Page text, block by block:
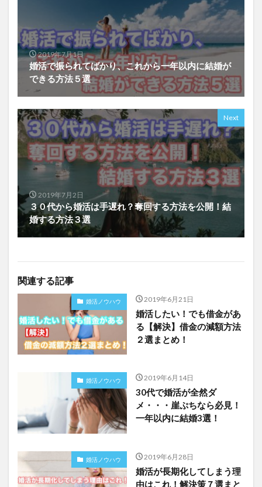
2019年7月1日
婚活で振られてばかり、これから一年以内に結婚が
できる方法５選
Next
2019年7月2日
３０代から婚活は手遅れ？奪回する方法を公開！結
婚する方法３選
関連する記事
婚活ノウハウ 2019年6月21日
婚活したい！でも借金があ
る【解決】借金の減額方法
２選まとめ！
婚活ノウハウ 2019年6月14日
30代で婚活が全然ダ
メ・・・崖ぷちなら必見！
一年以内に結婚3選！
婚活ノウハウ 2019年6月28日
婚活が長期化してしまう理
由はこれ！解決策７選まと